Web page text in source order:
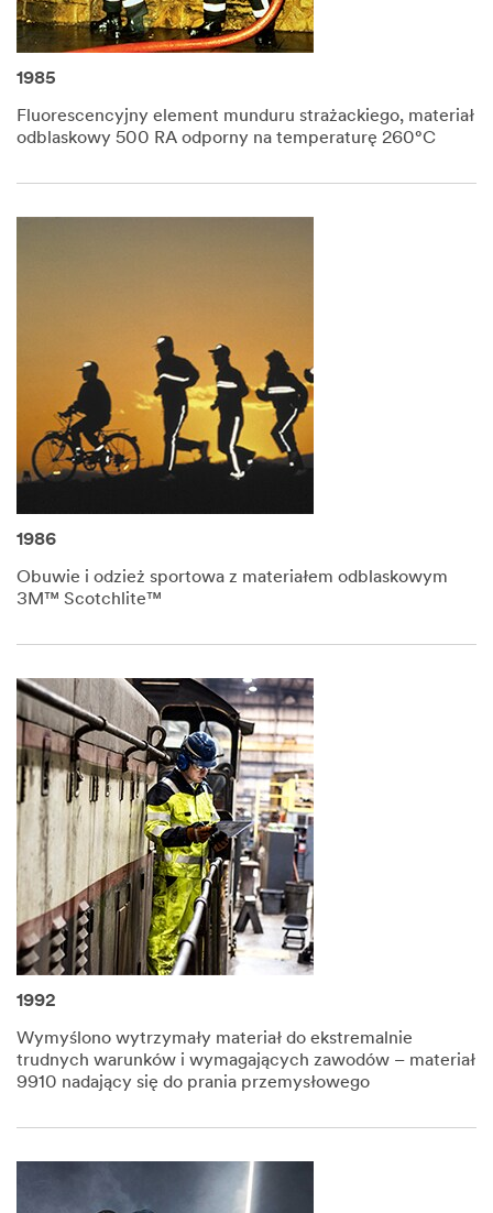
1985
Fluorescencyjny element munduru strażackiego, materiał
odblaskowy 500 RA odporny na temperaturę 260°C
1986
Obuwie i odzież sportowa z materiałem odblaskowym
3M™ Scotchlite™
1992
Wymyślono wytrzymały materiał do ekstremalnie
trudnych warunków i wymagających zawodów – materiał
9910 nadający się do prania przemysłowego